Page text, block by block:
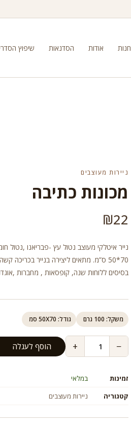
חנות אודות הסדנאות שיפוץ
ניירות מעוצבים
מכונות כתיבה
₪22
70*50 ס”מ. מתאים ליצירה בנייר בכריכה
בסיסים ללוחות שנה, קופסאות , מחברות
משקל: 100 גרם גודל: 50X70 סמ
−
+ הוסף לעגלה
זמינות
במלאי
קטגוריה
ניירות מעוצבים